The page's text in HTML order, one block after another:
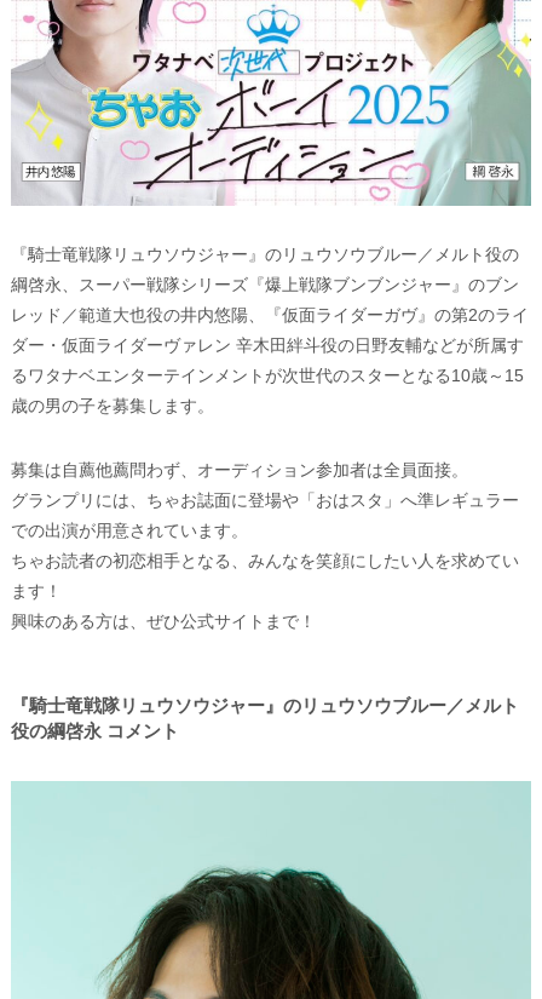
『騎士竜戦隊リュウソウジャー』のリュウソウブルー／メルト役の
綱啓永、スーパー戦隊シリーズ『爆上戦隊ブンブンジャー』のブン
レッド／範道大也役の井内悠陽、『仮面ライダーガヴ』の第2のライ
ダー・仮面ライダーヴァレン 辛木田絆斗役の日野友輔などが所属す
るワタナベエンターテインメントが次世代のスターとなる10歳～15
歳の男の子を募集します。
募集は自薦他薦問わず、オーディション参加者は全員面接。
グランプリには、ちゃお誌面に登場や「おはスタ」へ準レギュラー
での出演が用意されています。
ちゃお読者の初恋相手となる、みんなを笑顔にしたい人を求めてい
ます！
興味のある方は、ぜひ公式サイトまで！
『騎士竜戦隊リュウソウジャー』のリュウソウブルー／メルト
役の綱啓永 コメント